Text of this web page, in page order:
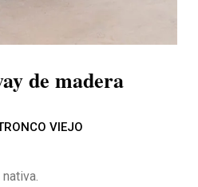
de madera
VIEJO